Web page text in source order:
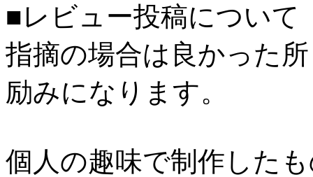
■レビュー投稿について
指摘の場合は良かった
励みになります。
個人の趣味で制作した